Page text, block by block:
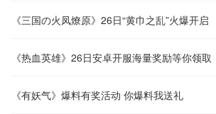
《三国の火凤燎原》26日“黄巾之乱”火爆开启
《热血英雄》26日安卓开服海量奖励等你领取
《有妖气》爆料有奖活动 你爆料我送礼